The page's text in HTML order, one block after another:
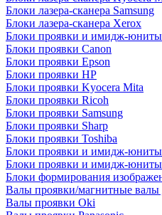
Блоки лазера-сканера Samsung
Блоки лазера-сканера Xerox
Блоки проявки и имидж-юниты
Блоки проявки Canon
Блоки проявки Epson
Блоки проявки HP
Блоки проявки Kyocera Mita
Блоки проявки Ricoh
Блоки проявки Samsung
Блоки проявки Sharp
Блоки проявки Toshiba
Блоки проявки и имидж-
Блоки проявки и имидж-
Блоки формирования
Валы проявки/магнитные валы
Валы проявки Oki